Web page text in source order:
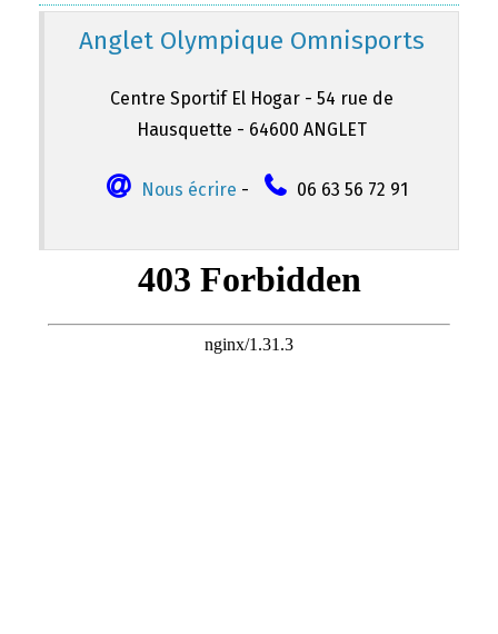
Anglet Olympique Omnisports
Centre Sportif El Hogar - 54 rue de
Hausquette - 64600 ANGLET
Nous écrire - 06 63 56 72 91